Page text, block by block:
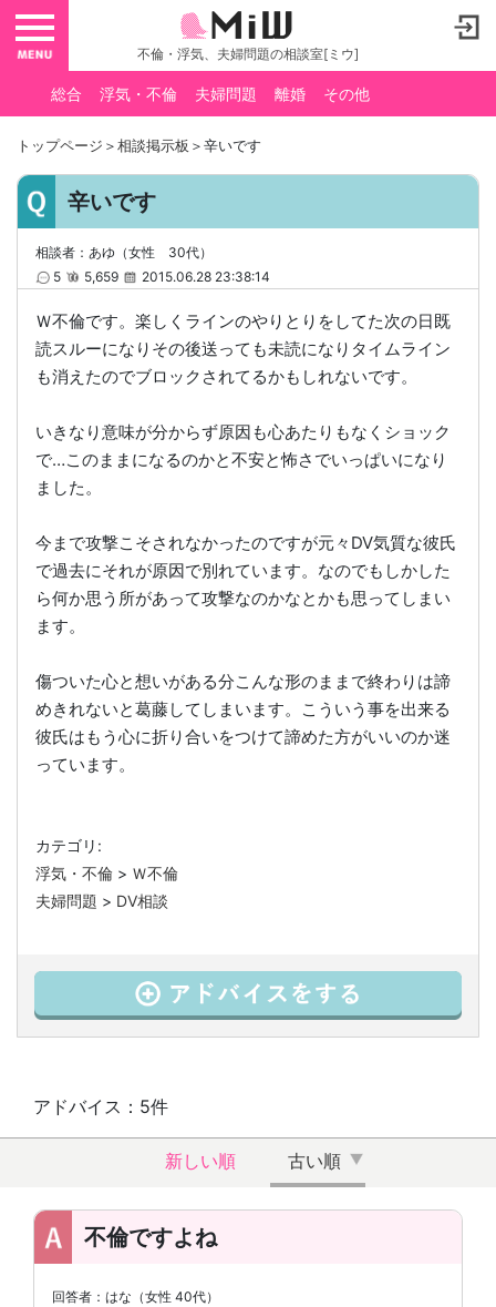
toggle navigation
不倫・浮気、夫婦問題の相談室[ミウ]
総合 浮気・不倫 夫婦問題 離婚 その他
トップページ ＞相談掲示板 ＞辛いです
辛いです
相談者：あゆ（女性 30代）
5
5,659 2015.06.28 23:38:14
Ｗ不倫です。楽しくラインのやりとりをしてた次の日既
読スルーになりその後送っても未読になりタイムライン
も消えたのでブロックされてるかもしれないです。
いきなり意味が分からず原因も心あたりもなくショック
で…このままになるのかと不安と怖さでいっぱいになり
ました。
今まで攻撃こそされなかったのですが元々DV気質な彼氏
で過去にそれが原因で別れています。なのでもしかした
ら何か思う所があって攻撃なのかなとかも思ってしまい
ます。
傷ついた心と想いがある分こんな形のままで終わりは諦
めきれないと葛藤してしまいます。こういう事を出来る
彼氏はもう心に折り合いをつけて諦めた方がいいのか迷
っています。
カテゴリ:
浮気・不倫 > Ｗ不倫
夫婦問題 > DV相談
アドバイス：5件
新しい順 古い順
不倫ですよね
回答者：はな（女性 40代）